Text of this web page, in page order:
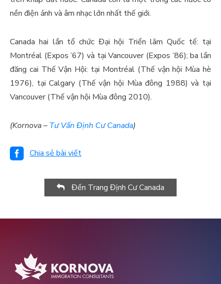
nền điện ảnh và âm nhạc lớn nhất thế giới.
Canada hai lần tổ chức Đại hội Triển lãm Quốc tế: tại
Montréal (Expos ’67) và tại Vancouver (Expos ’86); ba lần
đăng cai Thế Vận Hội: tại Montréal (Thế vận hội Mùa hè
1976), tại Calgary (Thế vận hội Mùa đông 1988) và tại
Vancouver (Thế vận hội Mùa đông 2010).
(Kornova – Tư Vấn Định Cư Canada)
Chia sẻ bài viết
Đến Trang Định Cư Canada